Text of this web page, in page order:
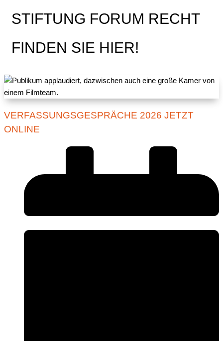
STIFTUNG FORUM RECHT
FINDEN SIE HIER!
VERFASSUNGSGESPRÄCHE 2026 JETZT
ONLINE